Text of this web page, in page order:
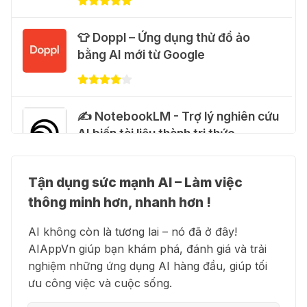
Cảnh báo: Xuất hiện script và
hướng dẫn giả mạo giúp "mở khóa"
Claude Max 20x miễn phí
27 Thg 07 2026
🍎 Claude for Teachers – chương
🎁 Hướng dẫn nhận ChatGPT
đầu + 1.250 Codex Credits
12 Thg 07 2026
♾️ Hướng dẫn reset Supergrok
👕 Doppl – Ứng dụng thử đồ ảo
bằng AI mới từ Google
✍️ NotebookLM - Trợ lý nghiên cứu
AI biến tài liệu thành tri thức
👗 Higgsfield AI – Biến ý tưởng
thành phim chất lượng cao
💻 Blackbox AI - Trợ lý lập trình
thông minh
Tận dụng sức mạnh AI – Làm việc
thông minh hơn, nhanh hơn !
AI không còn là tương lai – nó đã ở đây!
AIAppVn giúp bạn khám phá, đánh giá và trải
nghiệm những ứng dụng AI hàng đầu, giúp tối
ưu công việc và cuộc sống.